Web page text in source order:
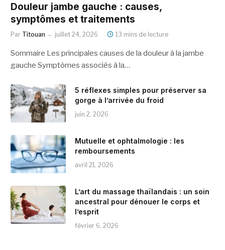
Douleur jambe gauche : causes,
symptômes et traitements
Par Titouan juillet 24, 2026 13 mins de lecture
Sommaire Les principales causes de la douleur à la jambe
gauche Symptômes associés à la…
5 réflexes simples pour préserver sa
gorge à l’arrivée du froid
juin 2, 2026
Mutuelle et ophtalmologie : les
remboursements
avril 21, 2026
L’art du massage thaïlandais : un soin
ancestral pour dénouer le corps et
l’esprit
février 6, 2026